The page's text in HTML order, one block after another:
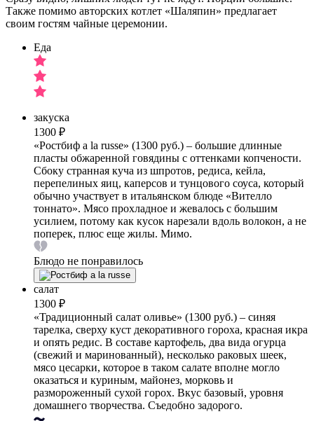
Также помимо авторских котлет «Шаляпин» предлагает
своим гостям чайные церемонии.
Еда
закуска
1300 ₽
«Ростбиф a la russe» (1300 руб.) – большие длинные
пласты обжаренной говядины с оттенками копчености.
Сбоку странная куча из шпротов, редиса, кейла,
перепелиных яиц, каперсов и тунцового соуса, который
обычно участвует в итальянском блюде «Вителло
тоннато». Мясо прохладное и жевалось с большим
усилием, потому как кусок нарезали вдоль волокон, а не
поперек, плюс еще жилы. Мимо.
Блюдо не понравилось
салат
1300 ₽
«Традиционный салат оливье» (1300 руб.) – синяя
тарелка, сверху куст декоративного гороха, красная икра
и опять редис. В составе картофель, два вида огурца
(свежий и маринованный), несколько раковых шеек,
мясо цесарки, которое в таком салате вполне могло
оказаться и куриным, майонез, морковь и
размороженный сухой горох. Вкус базовый, уровня
домашнего творчества. Съедобно задорого.